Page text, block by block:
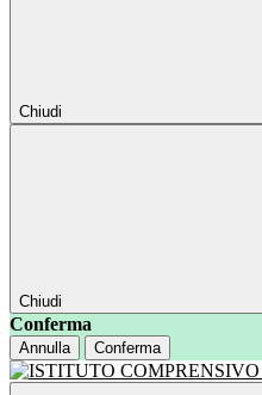
Chiudi
Chiudi
Conferma
Annulla Conferma